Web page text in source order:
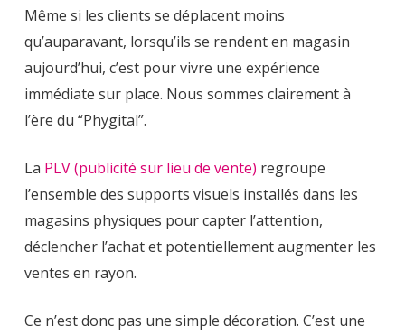
Même si les clients se déplacent moins
qu’auparavant, lorsqu’ils se rendent en magasin
aujourd’hui, c’est pour vivre une expérience
immédiate sur place. Nous sommes clairement à
l’ère du “Phygital”.
La PLV (publicité sur lieu de vente) regroupe
l’ensemble des supports visuels installés dans les
magasins physiques pour capter l’attention,
déclencher l’achat et potentiellement augmenter les
ventes en rayon.
Ce n’est donc pas une simple décoration. C’est une